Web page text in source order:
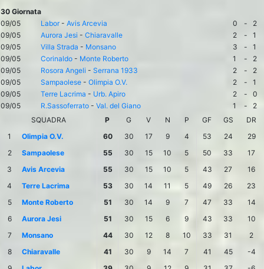
30 Giornata
09/05
Labor- Avis Arcevia 0 -
2
09/05
Aurora Jesi - Chiaravalle 2 -
1
09/05
Villa Strada - Monsano 3 -
1
09/05
Corinaldo - Monte Roberto 1 -
2
09/05
Rosora Angeli - Serrana 1933 2 -
2
09/05
Sampaolese - Olimpia O.V. 2 -
1
09/05
Terre Lacrima - Urb. Apiro 2 -
0
09/05
R.Sassoferrato - Val. del Giano 1 -
2
SQUADRA
P G V N P GF GS
DR
1
Olimpia O.V. 60 30 17 9 4 53 24
29
2
Sampaolese 55 30 15 10 5 50 33
17
3
Avis Arcevia 55 30 15 10 5 43 27
16
4
Terre Lacrima 53 30 14 11 5 49 26
23
5
Monte Roberto 51 30 14 9 7 47 33
14
6
Aurora Jesi 51 30 15 6 9 43 33
10
7
Monsano 44 30 12 8 10 33 31
2
8
Chiaravalle 41 30 9 14 7 41 45
-4